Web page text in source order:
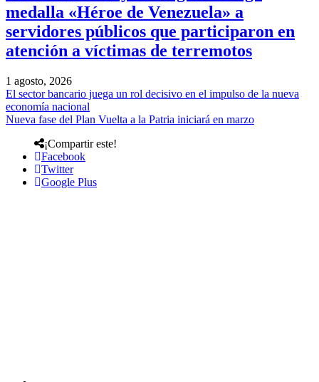
medalla «Héroe de Venezuela» a
servidores públicos que participaron en
atención a víctimas de terremotos
1 agosto, 2026
El sector bancario juega un rol decisivo en el impulso de la nueva
economía nacional
Nueva fase del Plan Vuelta a la Patria iniciará en marzo
¡Compartir este!
Facebook
Twitter
Google Plus